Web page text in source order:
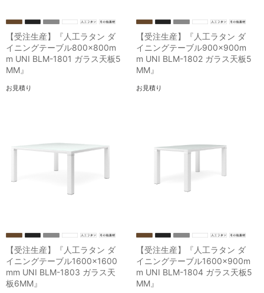
【受注生産】『人工ラタン ダ
イニングテーブル800×800m
m UNI BLM-1801 ガラス天板5
MM』
お見積り
【受注生産】『人工ラタン ダ
イニングテーブル900×900m
m UNI BLM-1802 ガラス天板5
MM』
お見積り
【受注生産】『人工ラタン ダ
イニングテーブル1600×1600
mm UNI BLM-1803 ガラス天
板6MM』
【受注生産】『人工ラタン ダ
イニングテーブル1600×900m
m UNI BLM-1804 ガラス天板5
MM』